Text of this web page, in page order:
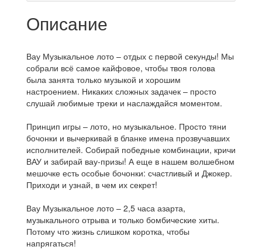
Описание
Вау Музыкальное лото – отдых с первой секунды! Мы
собрали всё самое кайфовое, чтобы твоя голова
была занята только музыкой и хорошим
настроением. Никаких сложных задачек – просто
слушай любимые треки и наслаждайся моментом.
Принцип игры – лото, но музыкальное. Просто тяни
бочонки и вычеркивай в бланке имена прозвучавших
исполнителей. Собирай победные комбинации, кричи
ВАУ и забирай вау-призы! А еще в нашем волшебном
мешочке есть особые бочонки: счастливый и Джокер.
Приходи и узнай, в чем их секрет!
Вау Музыкальное лото – 2,5 часа азарта,
музыкального отрыва и только бомбические хиты.
Потому что жизнь слишком коротка, чтобы
напрягаться!